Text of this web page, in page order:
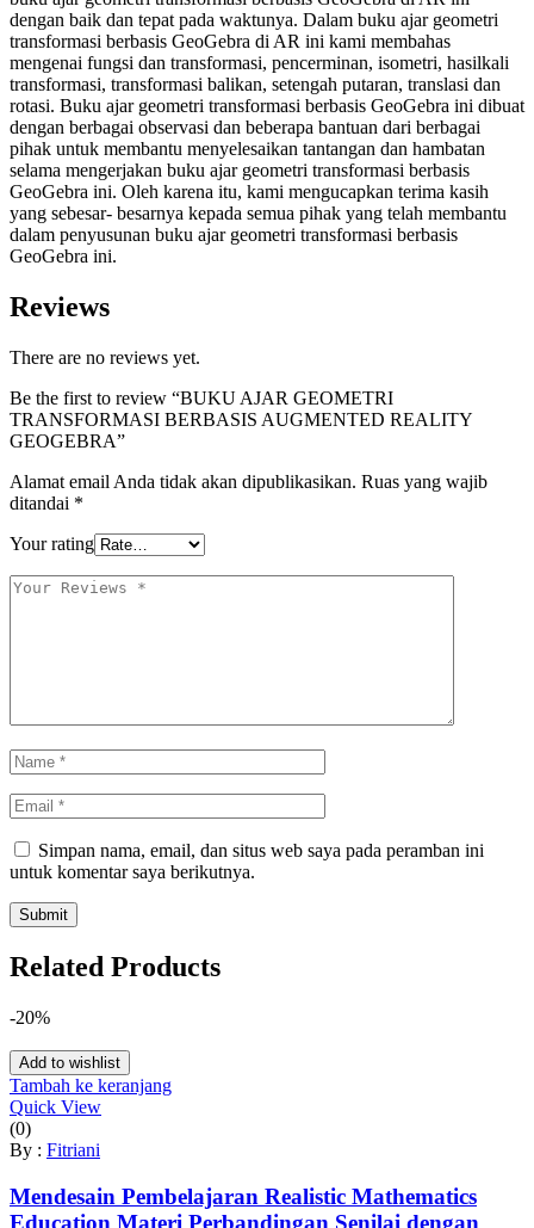
dengan baik dan tepat pada waktunya. Dalam buku ajar geometri
transformasi berbasis GeoGebra di AR ini kami membahas
mengenai fungsi dan transformasi, pencerminan, isometri, hasilkali
transformasi, transformasi balikan, setengah putaran, translasi dan
rotasi. Buku ajar geometri transformasi berbasis GeoGebra ini dibuat
dengan berbagai observasi dan beberapa bantuan dari berbagai
pihak untuk membantu menyelesaikan tantangan dan hambatan
selama mengerjakan buku ajar geometri transformasi berbasis
GeoGebra ini. Oleh karena itu, kami mengucapkan terima kasih
yang sebesar- besarnya kepada semua pihak yang telah membantu
dalam penyusunan buku ajar geometri transformasi berbasis
GeoGebra ini.
Reviews
There are no reviews yet.
Be the first to review “BUKU AJAR GEOMETRI
TRANSFORMASI BERBASIS AUGMENTED REALITY
GEOGEBRA”
Alamat email Anda tidak akan dipublikasikan. Ruas yang wajib
ditandai *
Your rating
Simpan nama, email, dan situs web saya pada peramban ini
untuk komentar saya berikutnya.
Related Products
-20%
Add to wishlist
Tambah ke keranjang
Quick View
(0)
By : Fitriani
Mendesain Pembelajaran Realistic Mathematics
Education Materi Perbandingan Senilai dengan